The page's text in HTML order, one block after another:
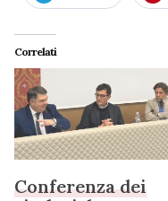
Correlati
Conferenza dei